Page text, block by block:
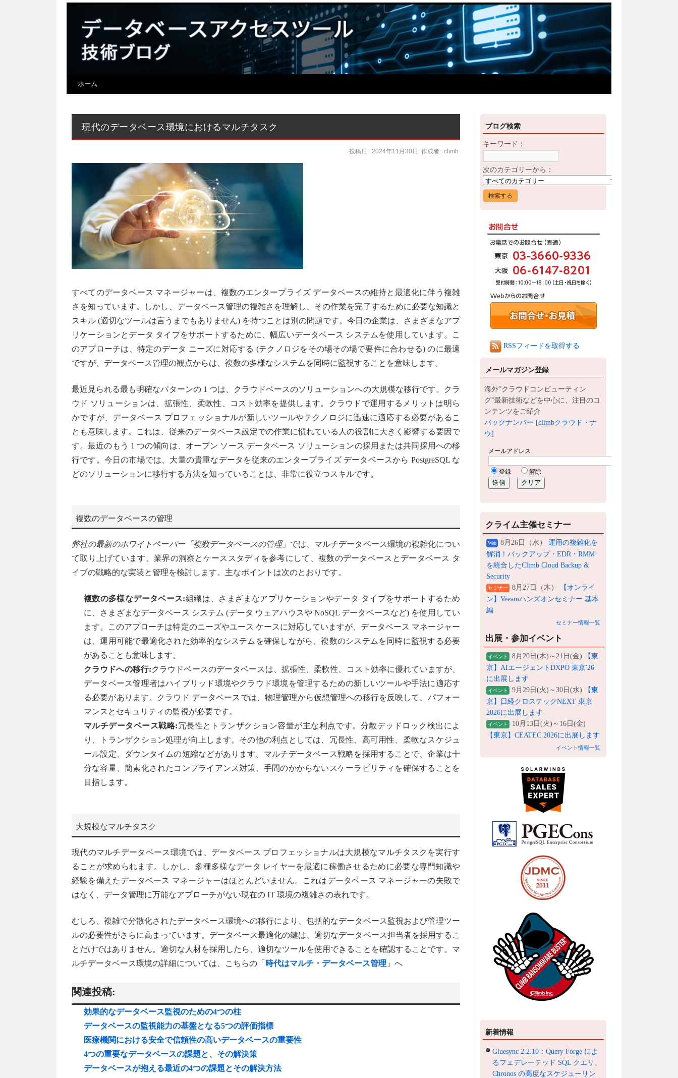
ホーム
現代のデータベース環境におけるマルチタスク
投稿日: 2024年11月30日 作成者: climb
すべてのデータベース マネージャーは、複数のエンタープライズ データベースの維持と最適化に伴う複雑
さを知っています。しかし、データベース管理の複雑さを理解し、その作業を完了するために必要な知識と
スキル (適切なツールは言うまでもありません) を持つことは別の問題です。今日の企業は、さまざまなアプ
リケーションとデータ タイプをサポートするために、幅広いデータベース システムを使用しています。こ
のアプローチは、特定のデータ ニーズに対応する (テクノロジをその場その場で要件に合わせる) のに最適
ですが、データベース管理の観点からは、複数の多様なシステムを同時に監視することを意味します。
最近見られる最も明確なパターンの 1 つは、クラウドベースのソリューションへの大規模な移行です。クラ
ウド ソリューションは、拡張性、柔軟性、コスト効率を提供します。クラウドで運用するメリットは明ら
かですが、データベース プロフェッショナルが新しいツールやテクノロジに迅速に適応する必要があるこ
とも意味します。これは、従来のデータベース設定での作業に慣れている人の役割に大きく影響する要因で
す。最近のもう 1 つの傾向は、オープン ソース データベース ソリューションの採用または共同採用への移
行です。今日の市場では、大量の貴重なデータを従来のエンタープライズ データベースから PostgreSQL な
どのソリューションに移行する方法を知っていることは、非常に役立つスキルです。
複数のデータベースの管理
弊社の最新のホワイトペーパー「複数データベースの管理」では、マルチデータベース環境の複雑化につい
て取り上げています。業界の洞察とケーススタディを参考にして、複数のデータベースとデータベース タ
イプの戦略的な実装と管理を検討します。主なポイントは次のとおりです。
複数の多様なデータベース:組織は、さまざまなアプリケーションやデータ タイプをサポートするため
に、さまざまなデータベース システム (データ ウェアハウスや NoSQL データベースなど) を使用してい
ます。このアプローチは特定のニーズやユース ケースに対応していますが、データベース マネージャー
は、運用可能で最適化された効率的なシステムを確保しながら、複数のシステムを同時に監視する必要
があることも意味します。
クラウドへの移行:クラウドベースのデータベースは、拡張性、柔軟性、コスト効率に優れていますが、
データベース管理者はハイブリッド環境やクラウド環境を管理するための新しいツールや手法に適応す
る必要があります。クラウド データベースでは、物理管理から仮想管理への移行を反映して、パフォー
マンスとセキュリティの監視が必要です。
マルチデータベース戦略:冗長性とトランザクション容量が主な利点です。分散デッドロック検出によ
り、トランザクション処理が向上します。その他の利点としては、冗長性、高可用性、柔軟なスケジュ
ール設定、ダウンタイムの短縮などがあります。マルチデータベース戦略を採用することで、企業は十
分な容量、簡素化されたコンプライアンス対策、手間のかからないスケーラビリティを確保することを
目指します。
大規模なマルチタスク
現代のマルチデータベース環境では、データベース プロフェッショナルは大規模なマルチタスクを実行す
ることが求められます。しかし、多種多様なデータ レイヤーを最適に稼働させるために必要な専門知識や
経験を備えたデータベース マネージャーはほとんどいません。これはデータベース マネージャーの失敗で
はなく、データ管理に万能なアプローチがない現在の IT 環境の複雑さの表れです。
むしろ、複雑で分散化されたデータベース環境への移行により、包括的なデータベース監視および管理ツー
ルの必要性がさらに高まっています。データベース最適化の鍵は、適切なデータベース担当者を採用するこ
とだけではありません。適切な人材を採用したら、適切なツールを使用できることを確認することです。マ
ルチデータベース環境の詳細については、こちらの「 時代はマルチ・データベース管理 」へ
関連投稿:
効果的なデータベース監視のための4つの柱
データベースの監視能力の基盤となる5つの評価指標
医療機関における安全で信頼性の高いデータベースの重要性
4つの重要なデータベースの課題と、その解決策
データベースが抱える最近の4つの課題とその解決方法
ブログ検索
キーワード：
次のカテゴリーから：
RSSフィードを取得する
メールマガジン登録
海外”クラウドコンピューティン
グ”最新技術などを中心に、注目のコ
ンテンツをご紹介
バックナンバー [climbクラウド・ナ
ウ]
クライム主催セミナー
Web 8月26日（水） 運用の複雑化を
解消！バックアップ・EDR・RMM
を統合したClimb Cloud Backup &
Security
セミナー 8月27日（木）
【オンライ
ン】Veeamハンズオンセミナー 基本
編
セミナー情報一覧
出展・参加イベント
イベント 8月20日(木)～21日(金)
【東
京】AIエージェントDXPO 東京'26
に出展します
イベント 9月29日(火)～30日(水)
【東
京】日経クロステックNEXT 東京
2026に出展します
イベント
10月13日(火)～16日(金)
【東京】CEATEC 2026に出展します
イベント情報一覧
新着情報
Gluesync 2.2.10：Query Forge によ
るフェデレーテッド SQL クエリ、
Chronos の高度なスケジューリン